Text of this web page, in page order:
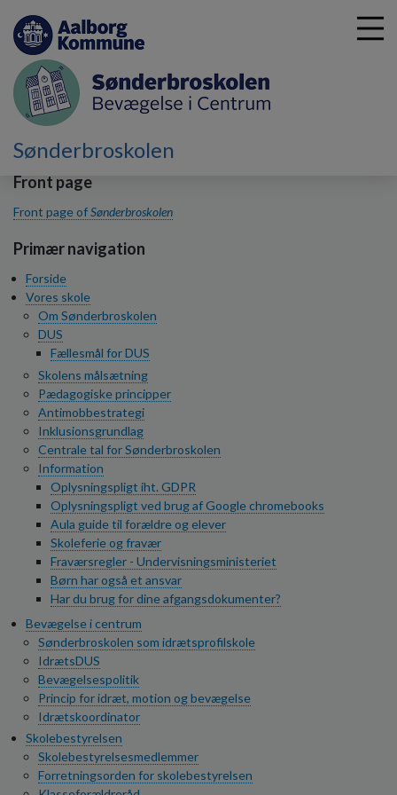
Sønderbroskolen
Front page
Front page ofSønderbroskolen
Primær navigation
Forside
Vores skole
Om Sønderbroskolen
DUS
Fællesmål for DUS
Skolens målsætning
Pædagogiske principper
Antimobbestrategi
Inklusionsgrundlag
Centrale tal for Sønderbroskolen
Information
Oplysningspligt iht. GDPR
Oplysningspligt ved brug af Google chromebooks
Aula guide til forældre og elever
Skoleferie og fravær
Fraværsregler - Undervisningsministeriet
Børn har også et ansvar
Har du brug for dine afgangsdokumenter?
Bevægelse i centrum
Sønderbroskolen som idrætsprofilskole
IdrætsDUS
Bevægelsespolitik
Princip for idræt, motion og bevægelse
Idrætskoordinator
Skolebestyrelsen
Skolebestyrelsesmedlemmer
Forretningsorden for skolebestyrelsen